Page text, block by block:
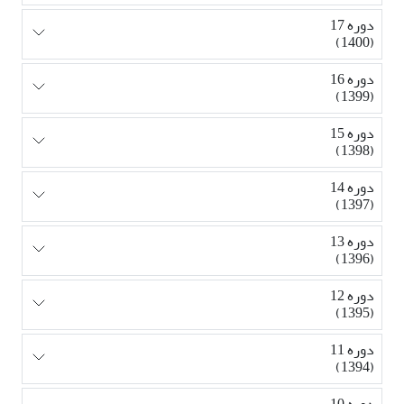
دوره 17
(1400)
دوره 16
(1399)
دوره 15
(1398)
دوره 14
(1397)
دوره 13
(1396)
دوره 12
(1395)
دوره 11
(1394)